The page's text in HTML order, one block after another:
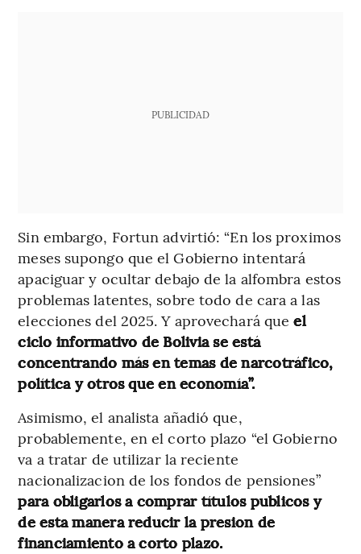
PUBLICIDAD
Sin embargo, Fortun advirtió: “En los proximos
meses supongo que el Gobierno intentará
apaciguar y ocultar debajo de la alfombra estos
problemas latentes, sobre todo de cara a las
elecciones del 2025. Y aprovechará queel
ciclo informativo de Bolivia se está
concentrando más en temas de narcotráfico,
política y otros que en economía”.
Asimismo, el analista añadió que,
probablemente, en el corto plazo “el Gobierno
va a tratar de utilizar la reciente
nacionalizacion de los fondos de pensiones”
para obligarlos a comprar títulos publicos y
de esta manera reducir la presion de
financiamiento a corto plazo.